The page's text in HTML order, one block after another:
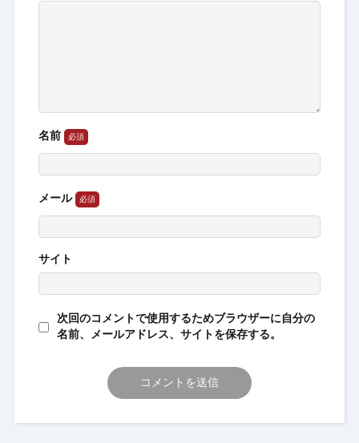
名前
メール
サイト
次回のコメントで使用するためブラウザーに自分の
名前、メールアドレス、サイトを保存する。